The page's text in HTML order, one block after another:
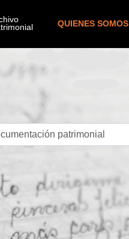
QUIENES SOMOS